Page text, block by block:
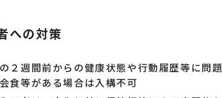
への対策
２週間前からの健康状態や行動履歴等に問
食等がある場合は入構不可